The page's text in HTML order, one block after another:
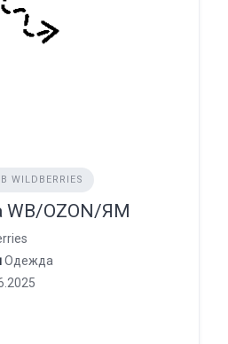
WB/OZON/ЯМ
Одежда